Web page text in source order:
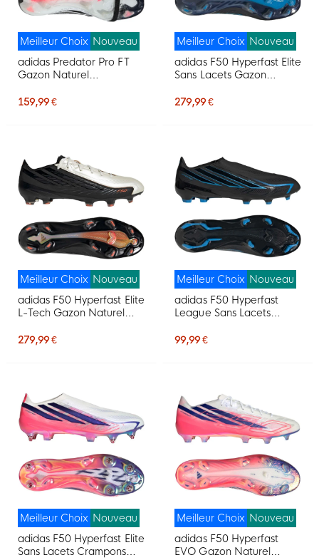
Meilleur Choix Nouveau
adidas Predator Pro FT
Gazon Naturel
Blanc Noir Rose
159,99 €
Meilleur Choix Nouveau
adidas F50 Hyperfast Elite
Sans Lacets Gazon
Foot (FG) Noir Noir Bleu
279,99 €
Meilleur Choix Nouveau
adidas F50 Hyperfast Elite
L-Tech Gazon Naturel
Noir Blanc Orange
279,99 €
Meilleur Choix Nouveau
adidas F50 Hyperfast
League Sans Lacets
Chaussures de Foot (FG)
99,99 €
Meilleur Choix Nouveau
adidas F50 Hyperfast Elite
Sans Lacets Crampons
Meilleur Choix Nouveau
adidas F50 Hyperfast
EVO Gazon Naturel